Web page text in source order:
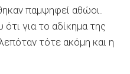
παμψηφεί αθώοι.
ότι για το αδίκημα της
τότε ακόμη και η